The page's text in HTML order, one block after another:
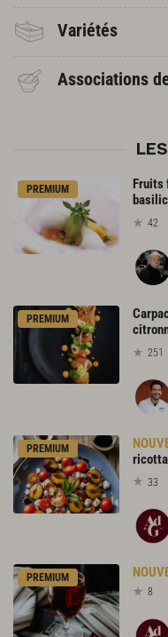
Variétés
Associations
PREMIUM
Fruits
basilic
42
PREMIUM
251
PREMIUM
33
PREMIUM
8